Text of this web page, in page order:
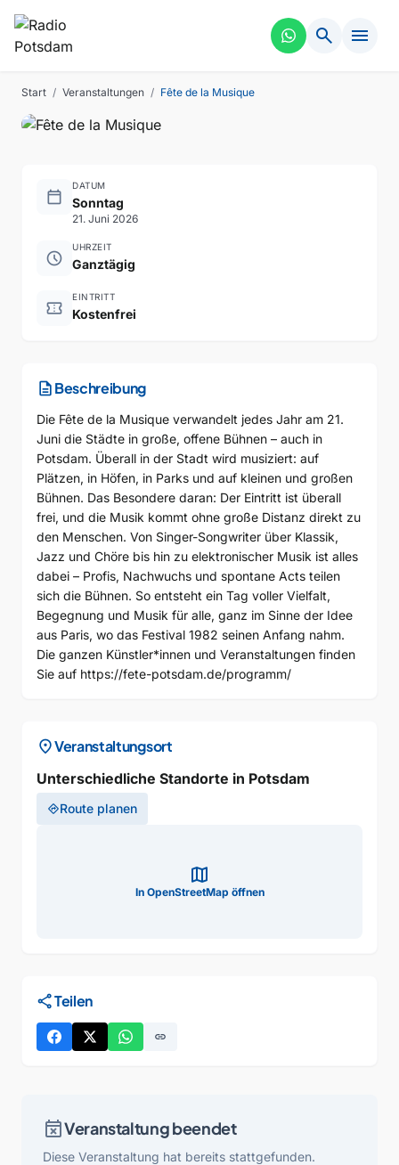
search menu
Start / Veranstaltungen / Fête de la Musique
FEST
Fête de la Musique
calendar_today
DATUM
Sonntag
21. Juni 2026
schedule
UHRZEIT
Ganztägig
confirmation_number
EINTRITT
Kostenfrei
descriptionBeschreibung
Die Fête de la Musique verwandelt jedes Jahr am 21.
Juni die Städte in große, offene Bühnen – auch in
Potsdam. Überall in der Stadt wird musiziert: auf
Plätzen, in Höfen, in Parks und auf kleinen und großen
Bühnen. Das Besondere daran: Der Eintritt ist überall
frei, und die Musik kommt ohne große Distanz direkt zu
den Menschen. Von Singer-Songwriter über Klassik,
Jazz und Chöre bis hin zu elektronischer Musik ist alles
dabei – Profis, Nachwuchs und spontane Acts teilen
sich die Bühnen. So entsteht ein Tag voller Vielfalt,
Begegnung und Musik für alle, ganz im Sinne der Idee
aus Paris, wo das Festival 1982 seinen Anfang nahm.
Die ganzen Künstler*innen und Veranstaltungen finden
Sie auf https://fete-potsdam.de/programm/
location_onVeranstaltungsort
Unterschiedliche Standorte in Potsdam
directionsRoute planen
map
In OpenStreetMap öffnen
shareTeilen
link
event_busyVeranstaltung beendet
Diese Veranstaltung hat bereits stattgefunden.